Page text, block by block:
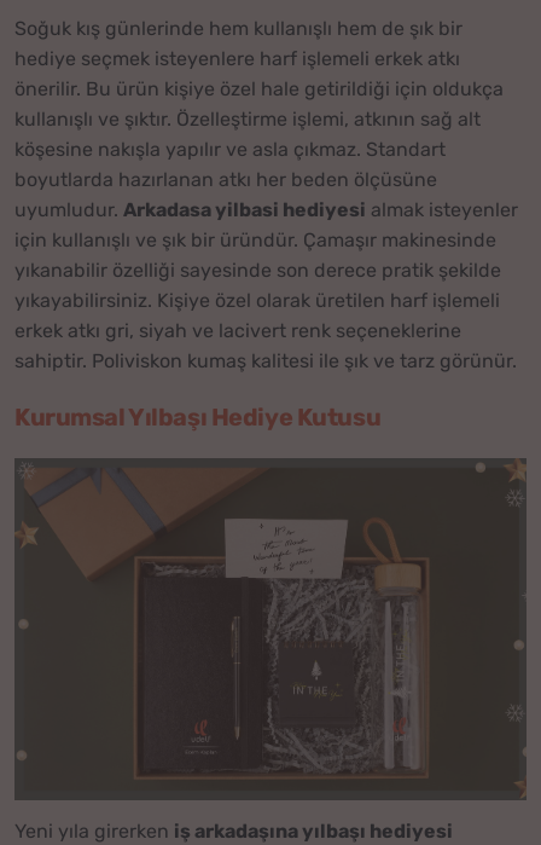
Soğuk kış günlerinde hem kullanışlı hem de şık bir
hediye seçmek isteyenlere harf işlemeli erkek atkı
önerilir. Bu ürün kişiye özel hale getirildiği için oldukça
kullanışlı ve şıktır. Özelleştirme işlemi, atkının sağ alt
köşesine nakışla yapılır ve asla çıkmaz. Standart
boyutlarda hazırlanan atkı her beden ölçüsüne
uyumludur. Arkadasa yilbasi hediyesi almak isteyenler
için kullanışlı ve şık bir üründür. Çamaşır makinesinde
yıkanabilir özelliği sayesinde son derece pratik şekilde
yıkayabilirsiniz. Kişiye özel olarak üretilen harf işlemeli
erkek atkı gri, siyah ve lacivert renk seçeneklerine
sahiptir. Poliviskon kumaş kalitesi ile şık ve tarz görünür.
Kurumsal Yılbaşı Hediye Kutusu
Yeni yıla girerken iş arkadaşına yılbaşı hediyesi